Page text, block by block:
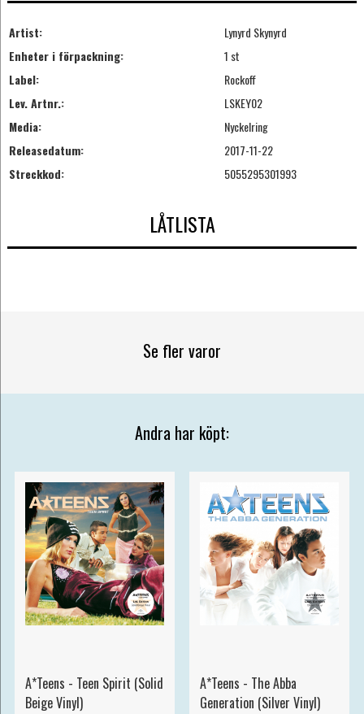
Artist:
Lynyrd Skynyrd
Enheter i förpackning:
1 st
Label:
Rockoff
Lev. Artnr.:
LSKEY02
Media:
Nyckelring
Releasedatum:
2017-11-22
Streckkod:
5055295301993
LÅTLISTA
Se fler varor
Andra har köpt:
A*Teens - Teen Spirit (Solid
Beige Vinyl)
A*Teens - The Abba
Generation (Silver Vinyl)